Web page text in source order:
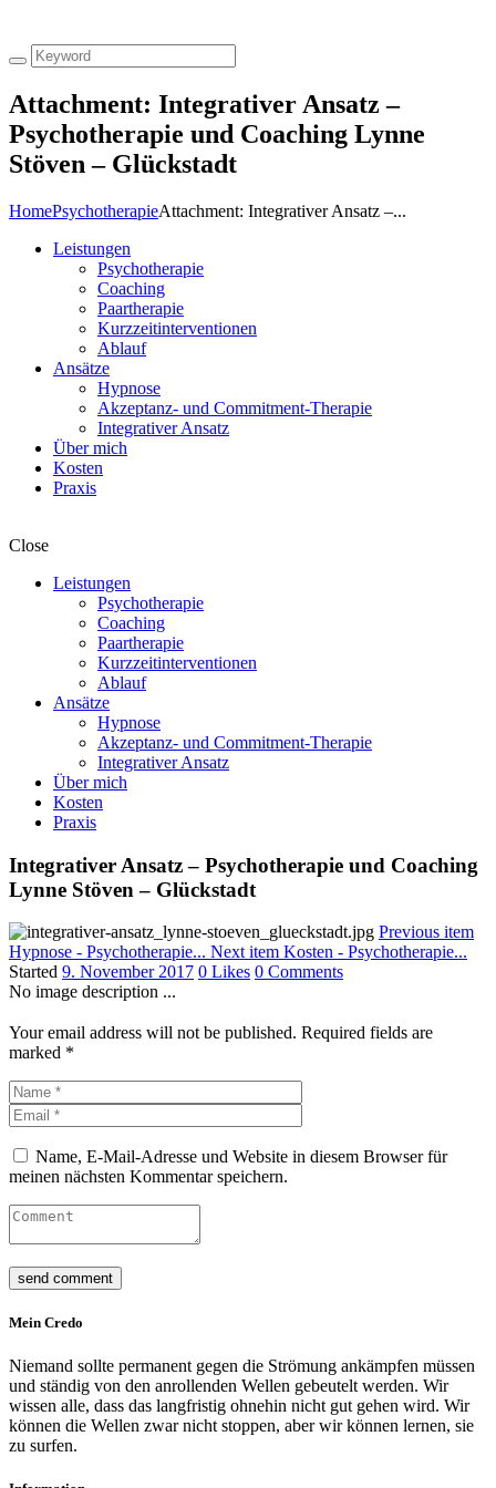
Attachment: Integrativer Ansatz –
Psychotherapie und Coaching Lynne
Stöven – Glückstadt
HomePsychotherapieAttachment: Integrativer Ansatz –...
Leistungen
Psychotherapie
Coaching
Paartherapie
Kurzzeitinterventionen
Ablauf
Ansätze
Hypnose
Akzeptanz- und Commitment-Therapie
Integrativer Ansatz
Über mich
Kosten
Praxis
Close
Leistungen
Psychotherapie
Coaching
Paartherapie
Kurzzeitinterventionen
Ablauf
Ansätze
Hypnose
Akzeptanz- und Commitment-Therapie
Integrativer Ansatz
Über mich
Kosten
Praxis
Integrativer Ansatz – Psychotherapie und Coaching
Lynne Stöven – Glückstadt
Previous item
Hypnose - Psychotherapie... Next item Kosten - Psychotherapie...
Started 9. November 2017 0 Likes 0 Comments
No image description ...
Your email address will not be published. Required fields are
marked *
Name, E-Mail-Adresse und Website in diesem Browser für
meinen nächsten Kommentar speichern.
Mein Credo
Niemand sollte permanent gegen die Strömung ankämpfen müssen
und ständig von den anrollenden Wellen gebeutelt werden. Wir
wissen alle, dass das langfristig ohnehin nicht gut gehen wird. Wir
können die Wellen zwar nicht stoppen, aber wir können lernen, sie
zu surfen.